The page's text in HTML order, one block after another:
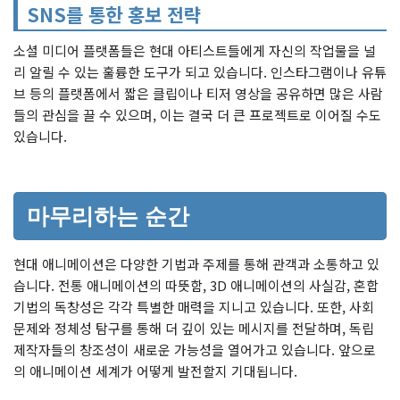
SNS를 통한 홍보 전략
소셜 미디어 플랫폼들은 현대 아티스트들에게 자신의 작업물을 널
리 알릴 수 있는 훌륭한 도구가 되고 있습니다. 인스타그램이나 유튜
브 등의 플랫폼에서 짧은 클립이나 티저 영상을 공유하면 많은 사람
들의 관심을 끌 수 있으며, 이는 결국 더 큰 프로젝트로 이어질 수도
있습니다.
마무리하는 순간
현대 애니메이션은 다양한 기법과 주제를 통해 관객과 소통하고 있
습니다. 전통 애니메이션의 따뜻함, 3D 애니메이션의 사실감, 혼합
기법의 독창성은 각각 특별한 매력을 지니고 있습니다. 또한, 사회
문제와 정체성 탐구를 통해 더 깊이 있는 메시지를 전달하며, 독립
제작자들의 창조성이 새로운 가능성을 열어가고 있습니다. 앞으로
의 애니메이션 세계가 어떻게 발전할지 기대됩니다.